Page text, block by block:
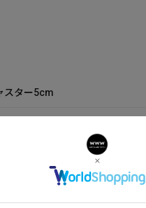
スター5cm
書